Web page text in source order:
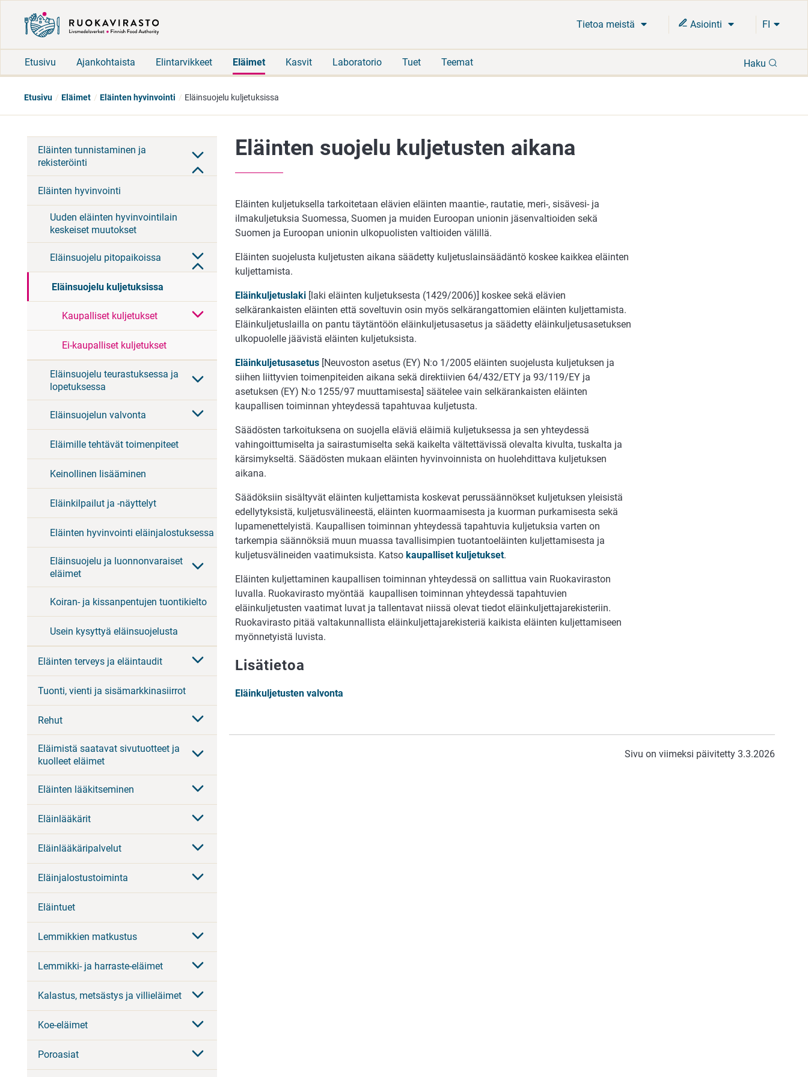
Tietoa meistä Asiointi FI
Etusivu Ajankohtaista Elintarvikkeet Eläimet Kasvit Laboratorio Tuet Teemat Haku
Etusivu Eläimet Eläinten hyvinvointi Eläinsuojelu kuljetuksissa
Eläinten tunnistaminen ja
rekisteröinti
Eläinten hyvinvointi
Uuden eläinten hyvinvointilain
keskeiset muutokset
Eläinsuojelu pitopaikoissa
Eläinsuojelu kuljetuksissa
Kaupalliset kuljetukset
Ei-kaupalliset kuljetukset
Eläinsuojelu teurastuksessa ja
lopetuksessa
Eläinsuojelun valvonta
Eläimille tehtävät toimenpiteet
Keinollinen lisääminen
Eläinkilpailut ja -näyttelyt
Eläinten hyvinvointi eläinjalostuksessa
Eläinsuojelu ja luonnonvaraiset
eläimet
Koiran- ja kissanpentujen tuontikielto
Usein kysyttyä eläinsuojelusta
Eläinten terveys ja eläintaudit
Tuonti, vienti ja sisämarkkinasiirrot
Rehut
Eläimistä saatavat sivutuotteet ja
kuolleet eläimet
Eläinten lääkitseminen
Eläinlääkärit
Eläinlääkäripalvelut
Eläinjalostustoiminta
Eläintuet
Lemmikkien matkustus
Lemmikki- ja harraste-eläimet
Kalastus, metsästys ja villieläimet
Koe-eläimet
Poroasiat
Eläinten suojelu kuljetusten aikana
Eläinten kuljetuksella tarkoitetaan elävien eläinten maantie-, rautatie, meri-, sisävesi- ja
ilmakuljetuksia Suomessa, Suomen ja muiden Euroopan unionin jäsenvaltioiden sekä
Suomen ja Euroopan unionin ulkopuolisten valtioiden välillä.
Eläinten suojelusta kuljetusten aikana säädetty kuljetuslainsäädäntö koskee kaikkea eläinten
kuljettamista.
Eläinkuljetuslaki [laki eläinten kuljetuksesta (1429/2006)] koskee sekä elävien
selkärankaisten eläinten että soveltuvin osin myös selkärangattomien eläinten kuljettamista.
Eläinkuljetuslailla on pantu täytäntöön eläinkuljetusasetus ja säädetty eläinkuljetusasetuksen
ulkopuolelle jäävistä eläinten kuljetuksista.
Eläinkuljetusasetus [Neuvoston asetus (EY) N:o 1/2005 eläinten suojelusta kuljetuksen ja
siihen liittyvien toimenpiteiden aikana sekä direktiivien 64/432/ETY ja 93/119/EY ja
asetuksen (EY) N:o 1255/97 muuttamisesta] säätelee vain selkärankaisten eläinten
kaupallisen toiminnan yhteydessä tapahtuvaa kuljetusta.
Säädösten tarkoituksena on suojella eläviä eläimiä kuljetuksessa ja sen yhteydessä
vahingoittumiselta ja sairastumiselta sekä kaikelta vältettävissä olevalta kivulta, tuskalta ja
kärsimykseltä. Säädösten mukaan eläinten hyvinvoinnista on huolehdittava kuljetuksen
aikana.
Säädöksiin sisältyvät eläinten kuljettamista koskevat perussäännökset kuljetuksen yleisistä
edellytyksistä, kuljetusvälineestä, eläinten kuormaamisesta ja kuorman purkamisesta sekä
lupamenettelyistä. Kaupallisen toiminnan yhteydessä tapahtuvia kuljetuksia varten on
tarkempia säännöksiä muun muassa tavallisimpien tuotantoeläinten kuljettamisesta ja
kuljetusvälineiden vaatimuksista. Katso kaupalliset kuljetukset.
Eläinten kuljettaminen kaupallisen toiminnan yhteydessä on sallittua vain Ruokaviraston
luvalla. Ruokavirasto myöntää kaupallisen toiminnan yhteydessä tapahtuvien
eläinkuljetusten vaatimat luvat ja tallentavat niissä olevat tiedot eläinkuljettajarekisteriin.
Ruokavirasto pitää valtakunnallista eläinkuljettajarekisteriä kaikista eläinten kuljettamiseen
myönnetyistä luvista.
Lisätietoa
Eläinkuljetusten valvonta
Sivu on viimeksi päivitetty 3.3.2026